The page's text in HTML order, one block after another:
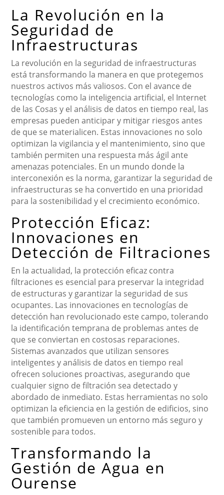
La Revolución en la
Seguridad de
Infraestructuras
La revolución en la seguridad de infraestructuras
está transformando la manera en que protegemos
nuestros activos más valiosos. Con el avance de
tecnologías como la inteligencia artificial, el Internet
de las Cosas y el análisis de datos en tiempo real, las
empresas pueden anticipar y mitigar riesgos antes
de que se materialicen. Estas innovaciones no solo
optimizan la vigilancia y el mantenimiento, sino que
también permiten una respuesta más ágil ante
amenazas potenciales. En un mundo donde la
interconexión es la norma, garantizar la seguridad de
infraestructuras se ha convertido en una prioridad
para la sostenibilidad y el crecimiento económico.
Protección Eficaz:
Innovaciones en
Detección de Filtraciones
En la actualidad, la protección eficaz contra
filtraciones es esencial para preservar la integridad
de estructuras y garantizar la seguridad de sus
ocupantes. Las innovaciones en tecnologías de
detección han revolucionado este campo, tolerando
la identificación temprana de problemas antes de
que se conviertan en costosas reparaciones.
Sistemas avanzados que utilizan sensores
inteligentes y análisis de datos en tiempo real
ofrecen soluciones proactivas, asegurando que
cualquier signo de filtración sea detectado y
abordado de inmediato. Estas herramientas no solo
optimizan la eficiencia en la gestión de edificios, sino
que también promueven un entorno más seguro y
sostenible para todos.
Transformando la
Gestión de Agua en
Ourense